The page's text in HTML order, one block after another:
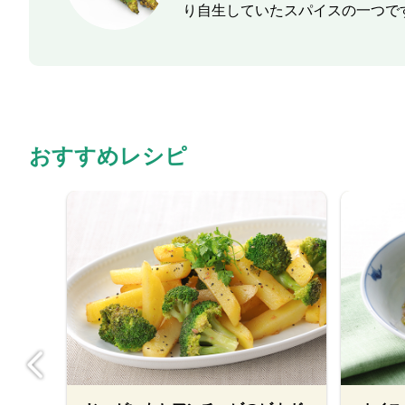
り自生していたスパイスの一つで
おすすめレシピ